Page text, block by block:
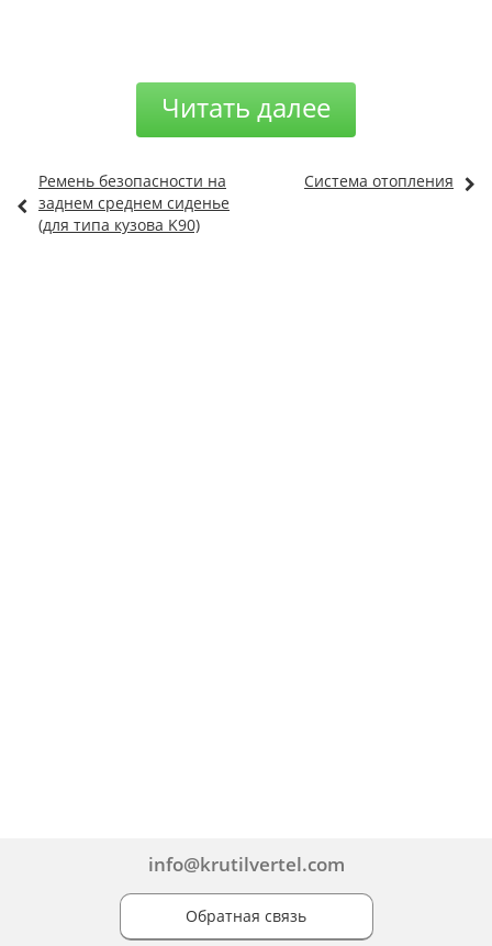
Читать далее
Ремень безопасности на
заднем среднем сиденье
(для типа кузова K90)
Система отопления
info@krutilvertel.com
Обратная связь